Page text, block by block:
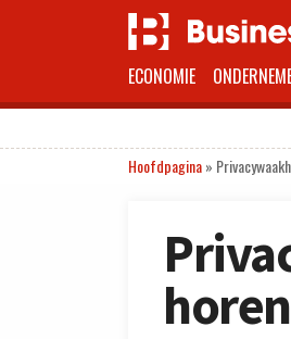
ECONOMIE
Hoofdpagina»